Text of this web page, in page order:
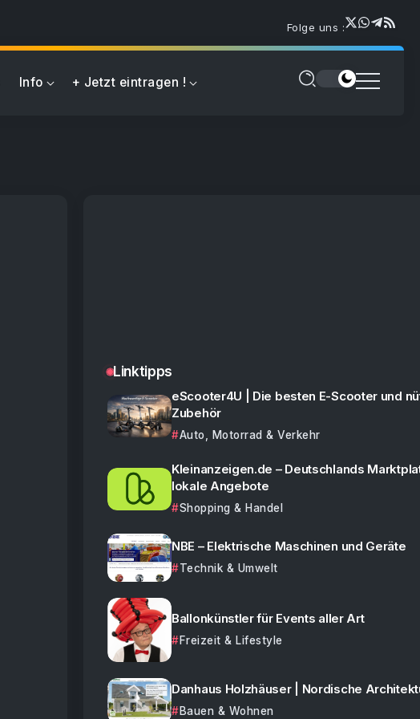
Folge uns :
Info + Jetzt eintragen !
Linktipps
eScooter4U | Die besten E-Scooter und
Zubehör
Auto, Motorrad & Verkehr
Kleinanzeigen.de – Deutschlands
lokale Angebote
Shopping & Handel
NBE – Elektrische Maschinen und Geräte
Technik & Umwelt
Ballonkünstler für Events aller Art
Freizeit & Lifestyle
Danhaus Holzhäuser | Nordische
Bauen & Wohnen